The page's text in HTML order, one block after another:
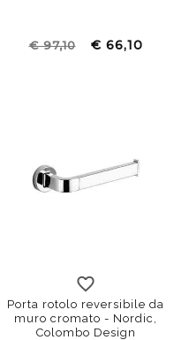
€ 97,10 € 66,10
Porta rotolo reversibile da
muro cromato - Nordic,
Colombo Design